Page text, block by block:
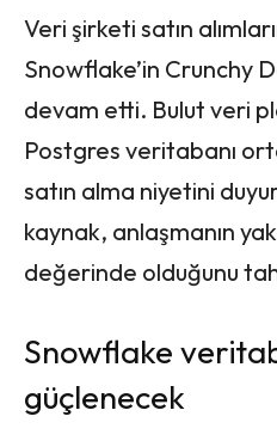
Veri şirketi satın
Snowflake’in Crunchy
devam etti. Bulut veri
Postgres veritabanı
satın alma niyetini
kaynak, anlaşmanın
değerinde olduğunu
Snowflake
güçlenecek